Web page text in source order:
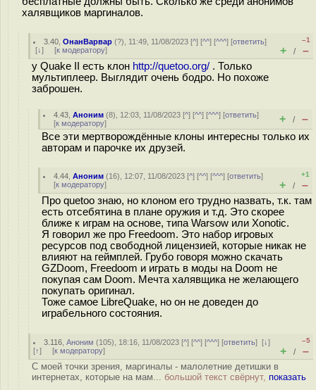
халявщиков маргиналов.
3.40 ,ОнанВарвар (?), 11:49, 11/08/2023 [^] [^^] [^^^] [ответить]
[↓] [к модератору]
–1
+ / –
у Quake II есть клон http://quetoo.org/ . Только
мультиплеер. Выглядит очень бодро. Но похоже
заброшен.
4.43 ,Аноним (8), 12:03, 11/08/2023 [^] [^^] [^^^] [ответить]
[к модератору] + / –
Все эти мертворождённые клоны интересны только их
авторам и парочке их друзей.
4.44 ,Аноним (16), 12:07, 11/08/2023 [^] [^^] [^^^] [ответить]
[к модератору]
+1
+ / –
Про quetoo знаю, но клоном его трудно назвать, т.к. там
есть отсебятина в плане оружия и т.д. Это скорее
ближе к играм на основе, типа Warsow или Xonotic.
Я говорил же про Freedoom. Это набор игровых
ресурсов под свободной лицензией, которые никак не
влияют на геймплей. Грубо говоря можно скачать
GZDoom, Freedoom и играть в моды на Doom не
покупая сам Doom. Мечта халявщика не желающего
покупать оригинал.
Тоже самое LibreQuake, но он не доведен до
играбельного состояния.
3.116 ,Аноним (105), 18:16, 11/08/2023 [^] [^^] [^^^] [ответить][↓]
[↑] [к модератору]
–5
+ / –
С моей точки зрения, маргиналы - малолетние детишки в
интернетах, которые на мам... большой текст свёрнут, показать